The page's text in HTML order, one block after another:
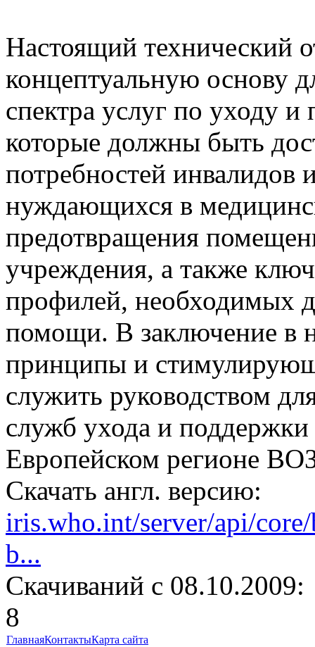
Настоящий технический
концептуальную основу
спектра услуг по уходу
которые должны быть
потребностей
нуждающихся в
предотвращения
учреждения, а также
профилей, необходимых
помощи. В заключение в
принципы и
служить руководством
служб ухода и
Европейском регионе
Скачать англ. версию:
iris.who.int/server/api/
b...
Cкачиваний с 08.10.2009:
8
ГлавнаяКонтактыКарта сайта